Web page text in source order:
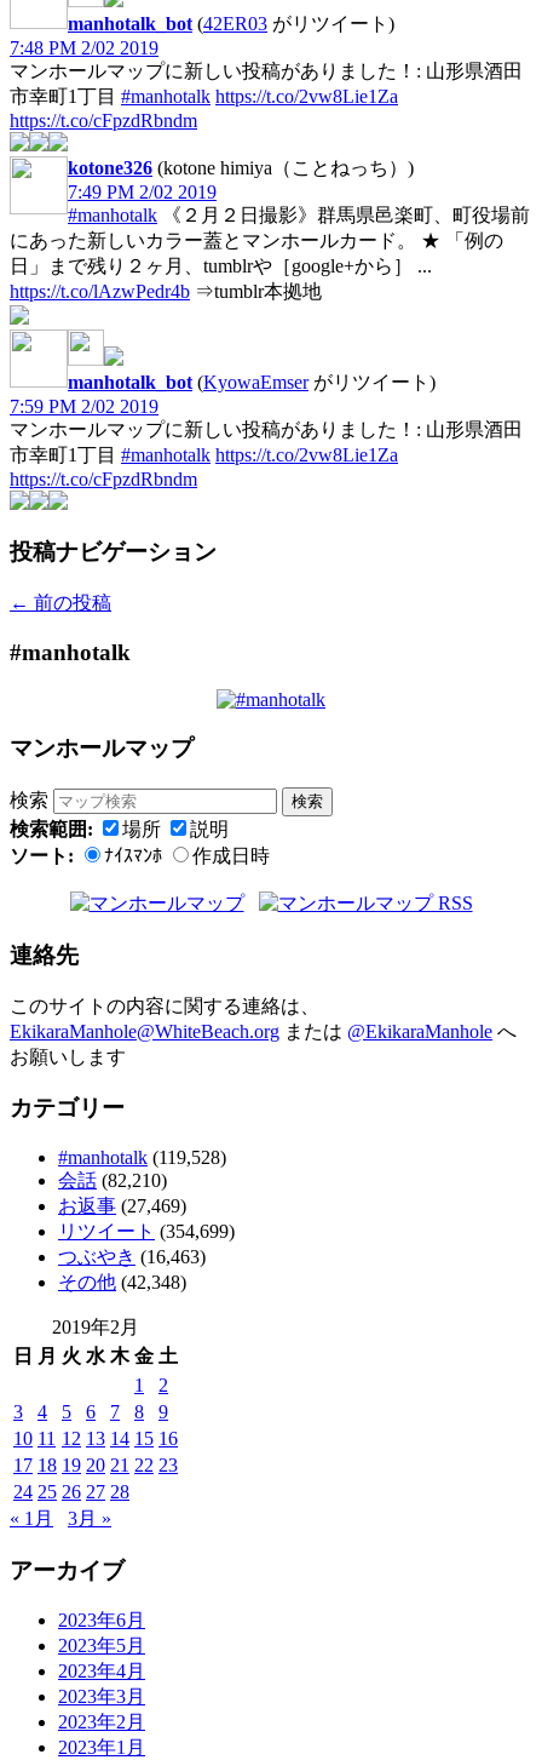
manhotalk_bot (42ER03 がリツイート)
7:48 PM 2/02 2019
マンホールマップに新しい投稿がありました！: 山形県酒田
市幸町1丁目 #manhotalk https://t.co/2vw8Lie1Za
https://t.co/cFpzdRbndm
kotone326 (kotone himiya（ことねっち）)
7:49 PM 2/02 2019
#manhotalk 《２月２日撮影》群馬県邑楽町、町役場前
にあった新しいカラー蓋とマンホールカード。 ★ 「例の
日」まで残り２ヶ月、tumblrや［google+から］ ...
https://t.co/lAzwPedr4b ⇒tumblr本拠地
manhotalk_bot (KyowaEmserがリツイート)
7:59 PM 2/02 2019
マンホールマップに新しい投稿がありました！: 山形県酒田
市幸町1丁目 #manhotalk https://t.co/2vw8Lie1Za
https://t.co/cFpzdRbndm
投稿ナビゲーション
← 前の投稿
#manhotalk
マンホールマップ
検索
検索範囲:
場所
説明
ソート:
ﾅｲｽﾏﾝﾎ 作成日時
連絡先
このサイトの内容に関する連絡は、
EkikaraManhole@WhiteBeach.org または @EkikaraManhole へ
お願いします
カテゴリー
#manhotalk (119,528)
会話 (82,210)
お返事 (27,469)
リツイート (354,699)
つぶやき (16,463)
その他 (42,348)
2019年2月
日
月 火 水 木 金 土
1
2
3
4 5 6 7 8
9
10 11 12 13 14 15 16
17 18 19 20 21 22 23
24 25 26 27 28
« 1月
3月 »
アーカイブ
2023年6月
2023年5月
2023年4月
2023年3月
2023年2月
2023年1月